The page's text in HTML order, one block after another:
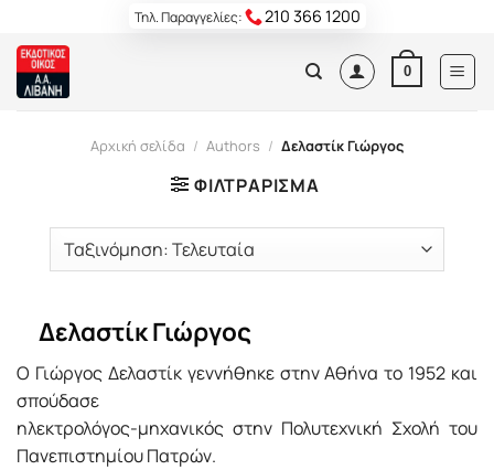
content
Τηλ. Παραγγελίες: 210 366 1200
0
Αρχική σελίδα / Authors / Δελαστίκ Γιώργος
ΦΙΛΤΡΆΡΙΣΜΑ
Δελαστίκ Γιώργος
O Γιώργος Δελαστίκ γεννήθηκε στην Aθήνα το 1952 και
σπούδασε
ηλεκτρολόγος-μηχανικός στην Πολυτεχνική Σχολή του
Πανεπιστημίου Πατρών.